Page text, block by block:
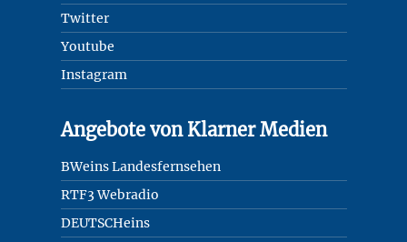
Twitter
Youtube
Instagram
Angebote von Klarner Medien
BWeins Landesfernsehen
RTF3 Webradio
DEUTSCHeins